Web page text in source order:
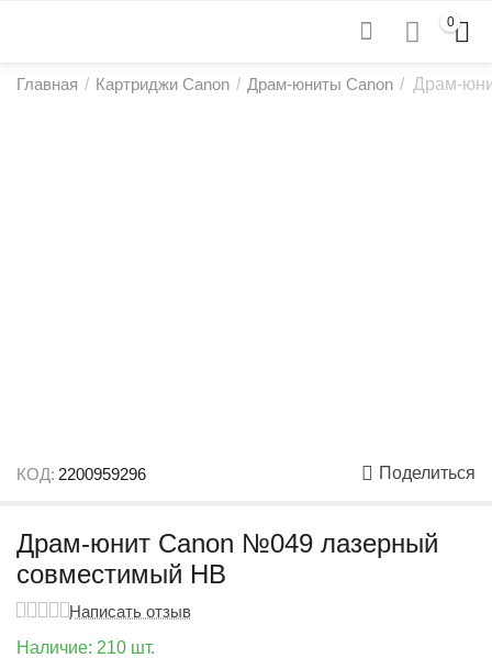
0
Главная / Картриджи Canon / Драм-юниты Canon / Драм-
КОД: 2200959296 Поделиться
Драм-юнит Canon №049 лазерный
совместимый HB
Написать отзыв
Наличие: 210 шт.